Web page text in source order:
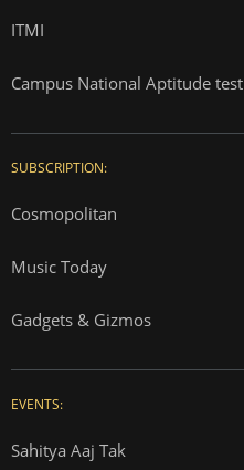
ITMI
Campus National Aptitude test
SUBSCRIPTION:
Cosmopolitan
Music Today
Gadgets & Gizmos
EVENTS:
Sahitya Aaj Tak